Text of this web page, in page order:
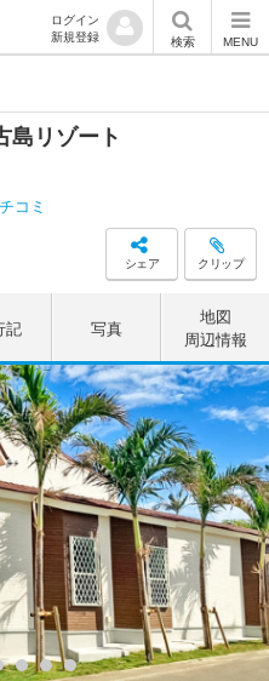
ログイン
新規登録
検索 MENU
島リゾート
コミ
シェア クリップ
記 写真
地図
周辺情報